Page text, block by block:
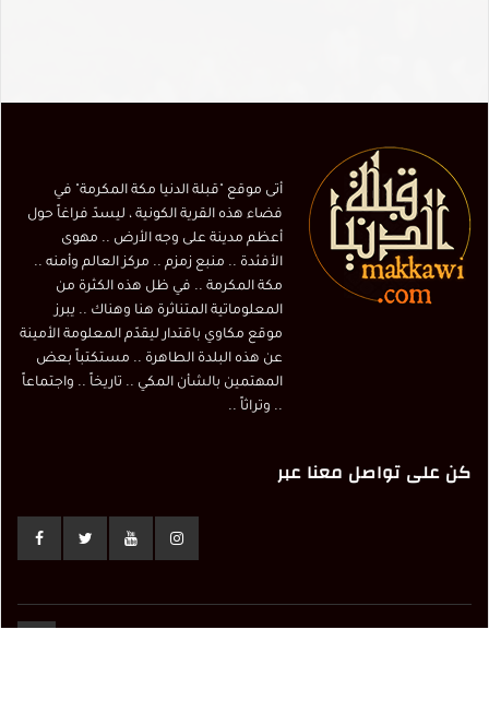
أتى موقع "قبلة الدنيا مكة المكرمة" في
فضاء هذه القرية الكونية ، ليسدّ فراغاً حول
أعظم مدينة على وجه الأرض .. مهوى
الأفئدة .. منبع زمزم .. مركز العالم وأمنه ..
مكة المكرمة .. في ظل هذه الكثرة من
المعلوماتية المتناثرة هنا وهناك .. يبرز
موقع مكاوي باقتدار ليقدّم المعلومة الأمينة
عن هذه البلدة الطاهرة .. مستكتباً بعض
المهتمين بالشأن المكي .. تاريخاً .. واجتماعاً
.. وتراثاً ..
كن على تواصل معنا عبر